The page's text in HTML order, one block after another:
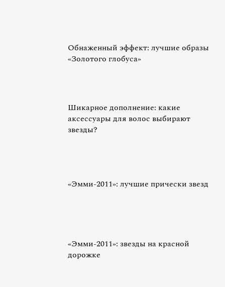
Обнаженный эффект: лучшие образы
«Золотого глобуса»
Шикарное дополнение: какие
аксессуары для волос выбирают
звезды?
«Эмми-2011»: лучшие прически звезд
«Эмми-2011»: звезды на красной
дорожке